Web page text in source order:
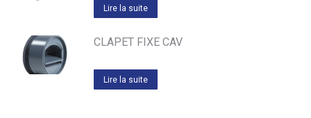
Lire la suite
CLAPET FIXE CAV
Lire la suite